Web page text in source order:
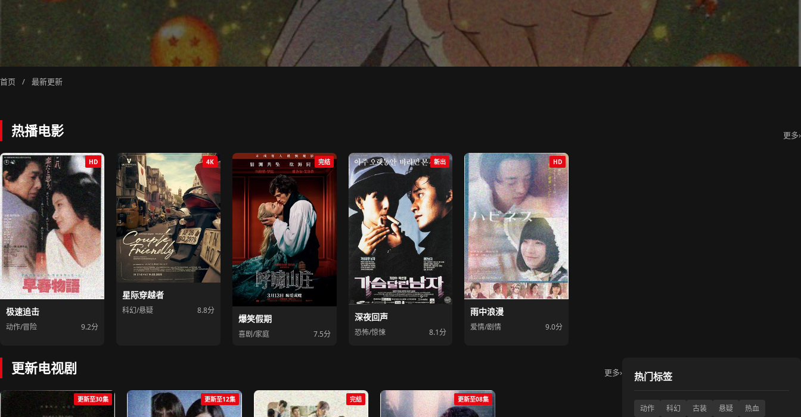
首页 / 最新更新
热播电影 更多›
HD
极速追击
动作/冒险 9.2分
4K
星际穿越者
科幻/悬疑 8.8分
完结
爆笑假期
喜剧/家庭 7.5分
新出
深夜回声
恐怖/惊悚 8.1分
HD
雨中浪漫
爱情/剧情 9.0分
更新电视剧 更多›
更新至30集 更新至12集 完结 更新至08集
热门标签
动作 科幻 古装 悬疑
热血